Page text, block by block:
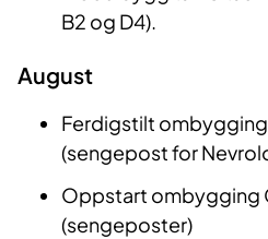
B2 og D4).
August
Ferdigstilt
(sengepost for
Oppstart ombygging
(sengeposter)